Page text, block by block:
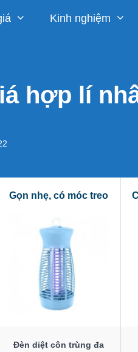
Kinh nghiệm
hợp lí
Gọn nhẹ, có móc treo
Đèn diệt côn trùng đa